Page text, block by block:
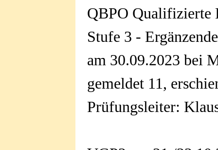
QBPO Qualifizierte
Stufe 3 -
am 30.09.2023 bei
gemeldet 11,
Prüfungsleiter: